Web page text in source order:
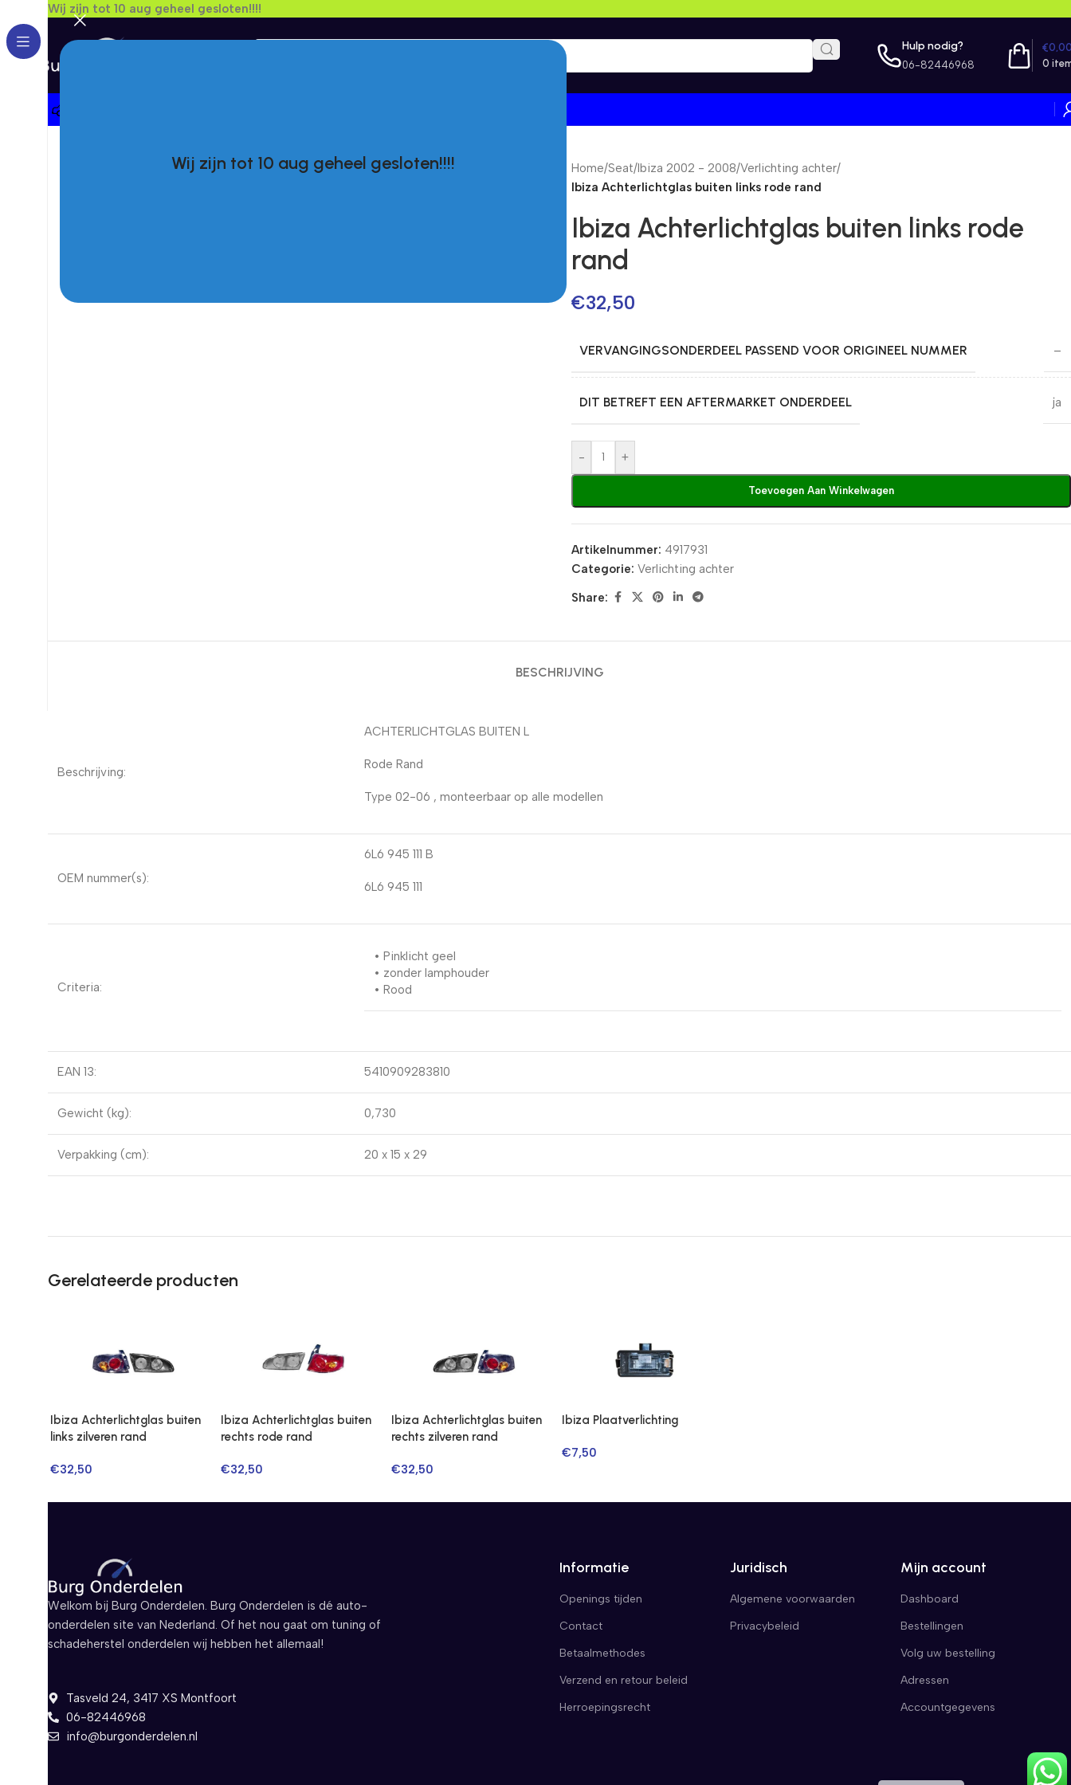
Wij zijn tot 10 aug geheel gesloten!!!!
Wij zijn tot 10 aug geheel gesloten!!!!
Hulp nodig?
06-82446968 0
€
Home/Seat/Ibiza 2002 - 2008/Verlichting achter/
Ibiza Achterlichtglas buiten links rode rand
Ibiza Achterlichtglas buiten links rode
rand
€32,50
VERVANGINGSONDERDEEL PASSEND VOOR ORIGINEEL NUMMER –
DIT BETREFT EEN AFTERMARKET ONDERDEEL ja
- +
Toevoegen Aan Winkelwagen
Artikelnummer: 4917931
Categorie: Verlichting achter
Share:
BESCHRIJVING
Beschrijving:
ACHTERLICHTGLAS BUITEN L
Rode Rand
Type 02-06 , monteerbaar op alle modellen
OEM nummer(s):
6L6 945 111 B
6L6 945 111
Criteria:
• Pinklicht geel
• zonder lamphouder
• Rood
EAN 13: 5410909283810
Gewicht (kg): 0,730
Verpakking (cm): 20 x 15 x 29
Gerelateerde producten
Ibiza Achterlichtglas buiten
links zilveren rand
€32,50
Ibiza Achterlichtglas buiten
rechts rode rand
€32,50
Ibiza Achterlichtglas buiten
rechts zilveren rand
€32,50
Ibiza Plaatverlichting
€7,50
Informatie
Openings tijden
Contact
Betaalmethodes
Verzend en retour beleid
Herroepingsrecht
Juridisch
Algemene voorwaarden
Privacybeleid
Mijn account
Dashboard
Bestellingen
Volg uw bestelling
Adressen
Accountgegevens
Welkom bij Burg Onderdelen. Burg Onderdelen is dé auto-
onderdelen site van Nederland. Of het nou gaat om tuning of
schadeherstel onderdelen wij hebben het allemaal!
Tasveld 24, 3417 XS Montfoort
06-82446968
info@burgonderdelen.nl